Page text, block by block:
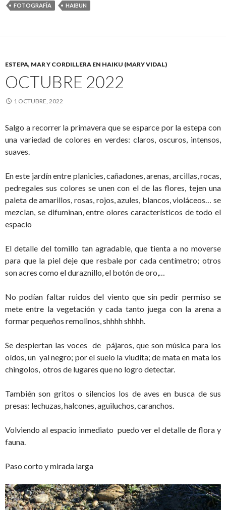
FOTOGRAFÍA HAIBUN
ESTEPA, MAR Y CORDILLERA EN HAIKU (MARY VIDAL)
OCTUBRE 2022
1 OCTUBRE, 2022
Salgo a recorrer la primavera que se esparce por la estepa con
una variedad de colores en verdes: claros, oscuros, intensos,
suaves.
En este jardín entre planicies, cañadones, arenas, arcillas, rocas,
pedregales sus colores se unen con el de las flores, tejen una
paleta de amarillos, rosas, rojos, azules, blancos, violáceos… se
mezclan, se difuminan, entre olores característicos de todo el
espacio
El detalle del tomillo tan agradable, que tienta a no moverse
para que la piel deje que resbale por cada centímetro; otros
son acres como el duraznillo, el botón de oro,…
No podían faltar ruidos del viento que sin pedir permiso se
mete entre la vegetación y cada tanto juega con la arena a
formar pequeños remolinos, shhhh shhhh.
Se despiertan las voces de pájaros, que son música para los
oídos, un yal negro; por el suelo la viudita; de mata en mata los
chingolos, otros de lugares que no logro detectar.
También son gritos o silencios los de aves en busca de sus
presas: lechuzas, halcones, aguiluchos, caranchos.
Volviendo al espacio inmediato puedo ver el detalle de flora y
fauna.
Paso corto y mirada larga